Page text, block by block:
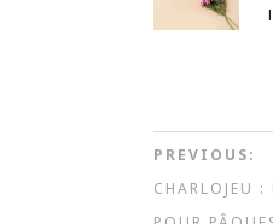
PREVIOUS:
CHARLOJEU